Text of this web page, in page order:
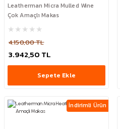
Leatherman Micra Mulled Wine
Çok Amaçlı Makas
4.150,00 TL
3.942,50 TL
Sepete Ekle
İndirimli Ürün